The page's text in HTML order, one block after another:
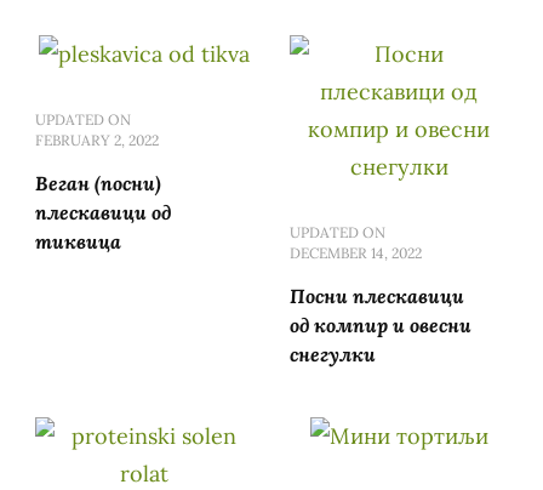
UPDATED ON
FEBRUARY 2, 2022
Веган (посни)
плескавици од
тиквица
UPDATED ON
DECEMBER 14, 2022
Посни плескавици
од компир и овесни
снегулки